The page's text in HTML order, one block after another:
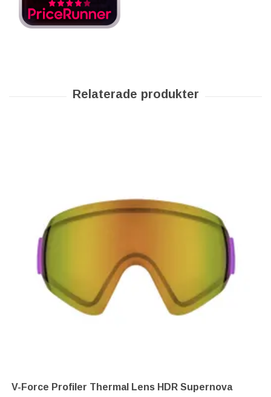
V-Force Profiler Thermal Lens HDR Supernova